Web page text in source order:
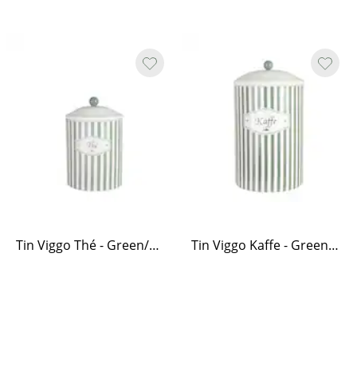
Tin Viggo Thé - Green/White Tin Viggo Kaffe - Green/White